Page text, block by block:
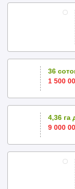
36
1 500
4,36 га
9 000